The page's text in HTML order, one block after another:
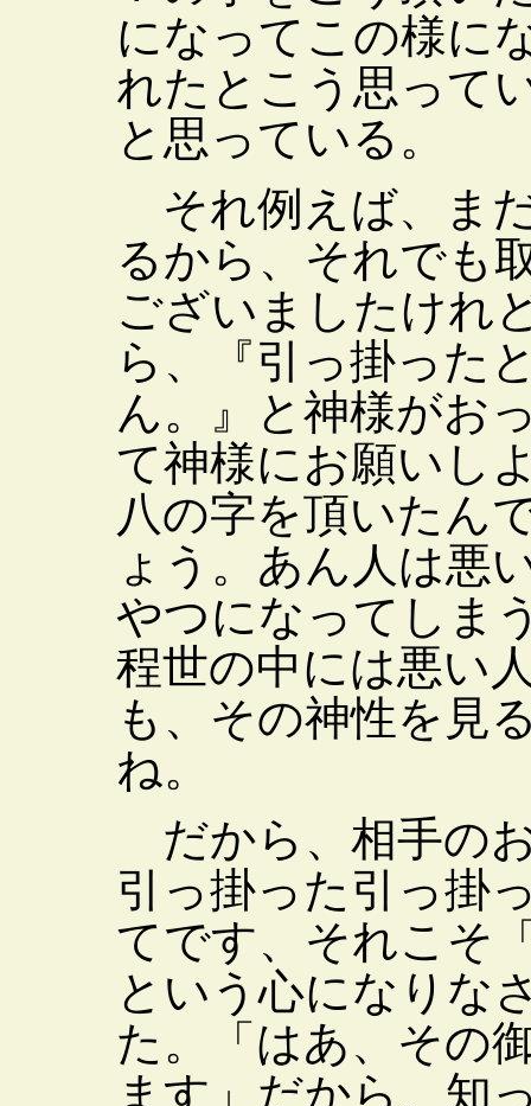
になってこの様に
れたとこう思って
と思っている。
それ例えば、ま
るから、それでも
ございましたけれ
ら、『引っ掛った
ん。』と神様がお
て神様にお願いし
八の字を頂いたん
ょう。あん人は悪
やつになってしま
程世の中には悪い
も、その神性を見
ね。
だから、相手の
引っ掛った引っ掛
てです、それこそ
という心になりな
た。「はあ、その
ます」だから、知